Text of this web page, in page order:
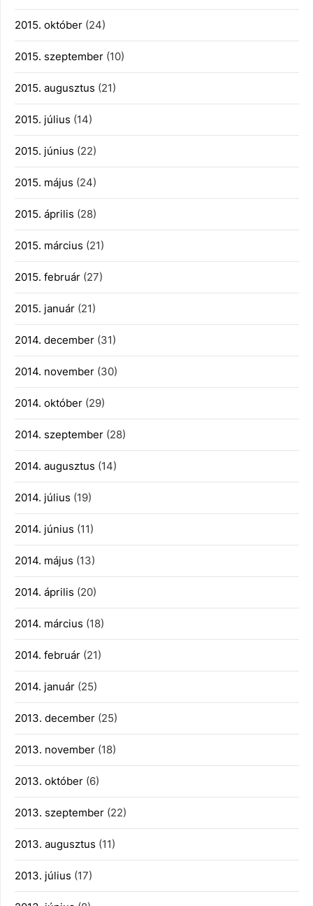
2015. október (24)
2015. szeptember (10)
2015. augusztus (21)
2015. július (14)
2015. június (22)
2015. május (24)
2015. április (28)
2015. március (21)
2015. február (27)
2015. január (21)
2014. december (31)
2014. november (30)
2014. október (29)
2014. szeptember (28)
2014. augusztus (14)
2014. július (19)
2014. június (11)
2014. május (13)
2014. április (20)
2014. március (18)
2014. február (21)
2014. január (25)
2013. december (25)
2013. november (18)
2013. október (6)
2013. szeptember (22)
2013. augusztus (11)
2013. július (17)